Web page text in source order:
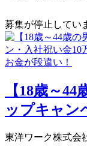
募集が停止してい
【18歳～
ップキャン
東洋ワーク株式会